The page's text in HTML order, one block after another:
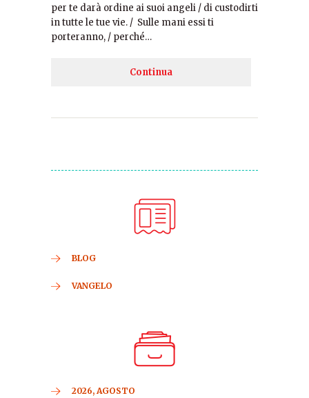
per te darà ordine ai suoi angeli / di custodirti
in tutte le tue vie. / Sulle mani essi ti
porteranno, / perché…
Continua
BLOG
VANGELO
2026, AGOSTO